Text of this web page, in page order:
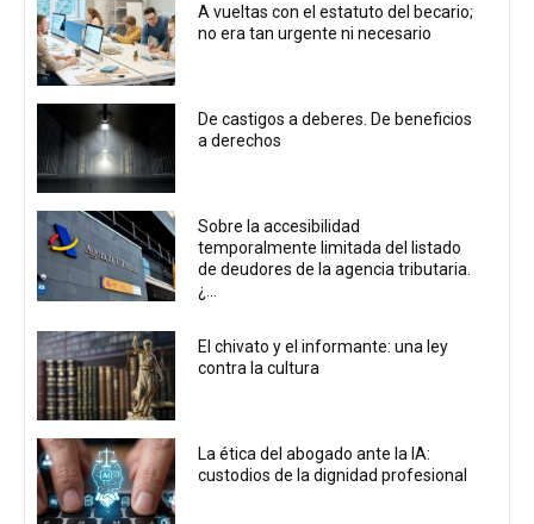
A vueltas con el estatuto del becario;
no era tan urgente ni necesario
De castigos a deberes. De beneficios
a derechos
Sobre la accesibilidad
temporalmente limitada del listado
de deudores de la agencia tributaria.
¿...
El chivato y el informante: una ley
contra la cultura
La ética del abogado ante la IA:
custodios de la dignidad profesional